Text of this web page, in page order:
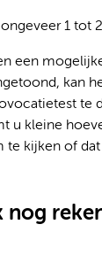
1 tot
een
kan
te
u kleine
te kijken of
nog